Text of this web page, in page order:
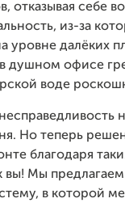
отказывая себе
из-за
уровне далёких
душном офисе
воде
Но теперь
благодаря
вы! Мы
в которой